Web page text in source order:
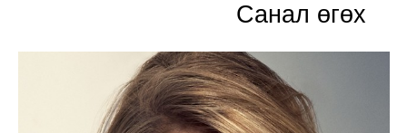
Санал өгөх